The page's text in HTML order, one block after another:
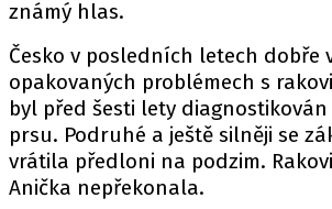
známý hlas.
Česko v posledních letech dobře
opakovaných problémech s
byl před šesti lety
prsu. Podruhé a ještě silněji se
vrátila předloni na podzim.
Anička nepřekonala.